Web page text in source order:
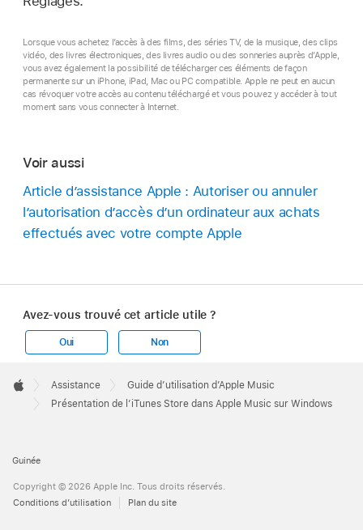
Lorsque vous achetez l’accès à des films, des séries TV, de la musique, des clips
vidéo, des livres électroniques, des livres audio ou des sonneries auprès d’Apple,
vous avez également la possibilité de télécharger ces éléments de façon
permanente sur un iPhone, iPad, Mac ou PC compatible. Apple ne peut en aucun
cas révoquer votre accès au contenu téléchargé et vous pouvez y accéder à tout
moment sans vous connecter à Internet.
Voir aussi
Article d’assistance Apple : Autoriser ou annuler
l’autorisation d’accès d’un ordinateur aux achats
effectués avec votre compte Apple
Avez-vous trouvé cet article utile ?
Oui Non
Footer

Apple
Assistance
Guide d’utilisation d’Apple Music
Présentation de l’iTunes Store dans Apple Music sur Windows
Guinée
Copyright © 2026 Apple Inc. Tous droits réservés.
Conditions d’utilisation
Plan du site